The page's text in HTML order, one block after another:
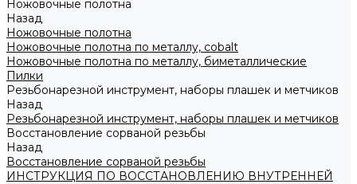
Ножовочные полотна
Назад
Ножовочные полотна
Ножовочные полотна по металлу, cobalt
Ножовочные полотна по металлу, биметаллические
Пилки
Резьбонарезной инструмент, наборы плашек и метчиков
Назад
Резьбонарезной инструмент, наборы плашек и метчиков
Восстановление сорваной резьбы
Назад
Восстановление сорваной резьбы
ИНСТРУКЦИЯ ПО ВОССТАНОВЛЕНИЮ ВНУТРЕННЕЙ